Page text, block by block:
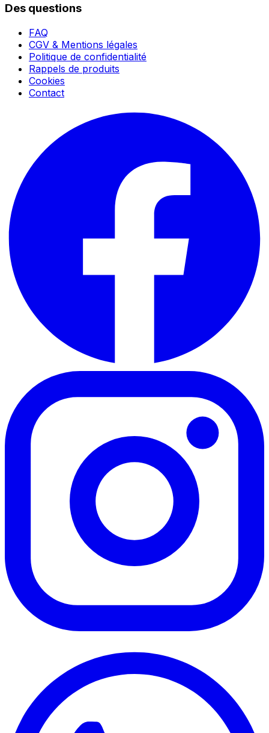
Des questions
FAQ
CGV & Mentions légales
Politique de confidentialité
Rappels de produits
Cookies
Contact